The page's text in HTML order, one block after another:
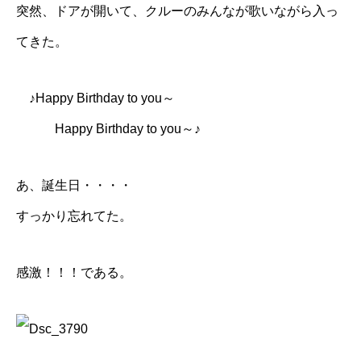
突然、ドアが開いて、クルーのみんなが歌いながら入っ
てきた。
♪Happy Birthday to you～
Happy Birthday to you～♪
あ、誕生日・・・・
すっかり忘れてた。
感激！！！である。